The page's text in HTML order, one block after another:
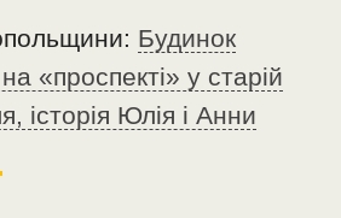
Будинок
«проспекті» у старій
історія Юлія і Анни